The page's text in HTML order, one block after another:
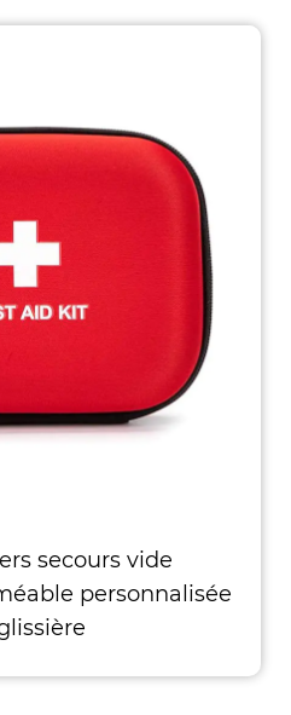
secours vide
personnalisée